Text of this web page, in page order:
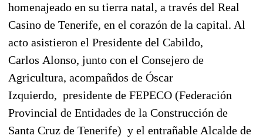
homenajeado en su tierra natal, a través del Real
Casino de Tenerife, en el corazón de la capital. Al
acto asistieron el Presidente del Cabildo,
Carlos Alonso, junto con el Consejero de
Agricultura, acompañdos de Óscar
Izquierdo, presidente de FEPECO (Federación
Provincial de Entidades de la Construcción de
Santa Cruz de Tenerife) y el entrañable Alcalde de